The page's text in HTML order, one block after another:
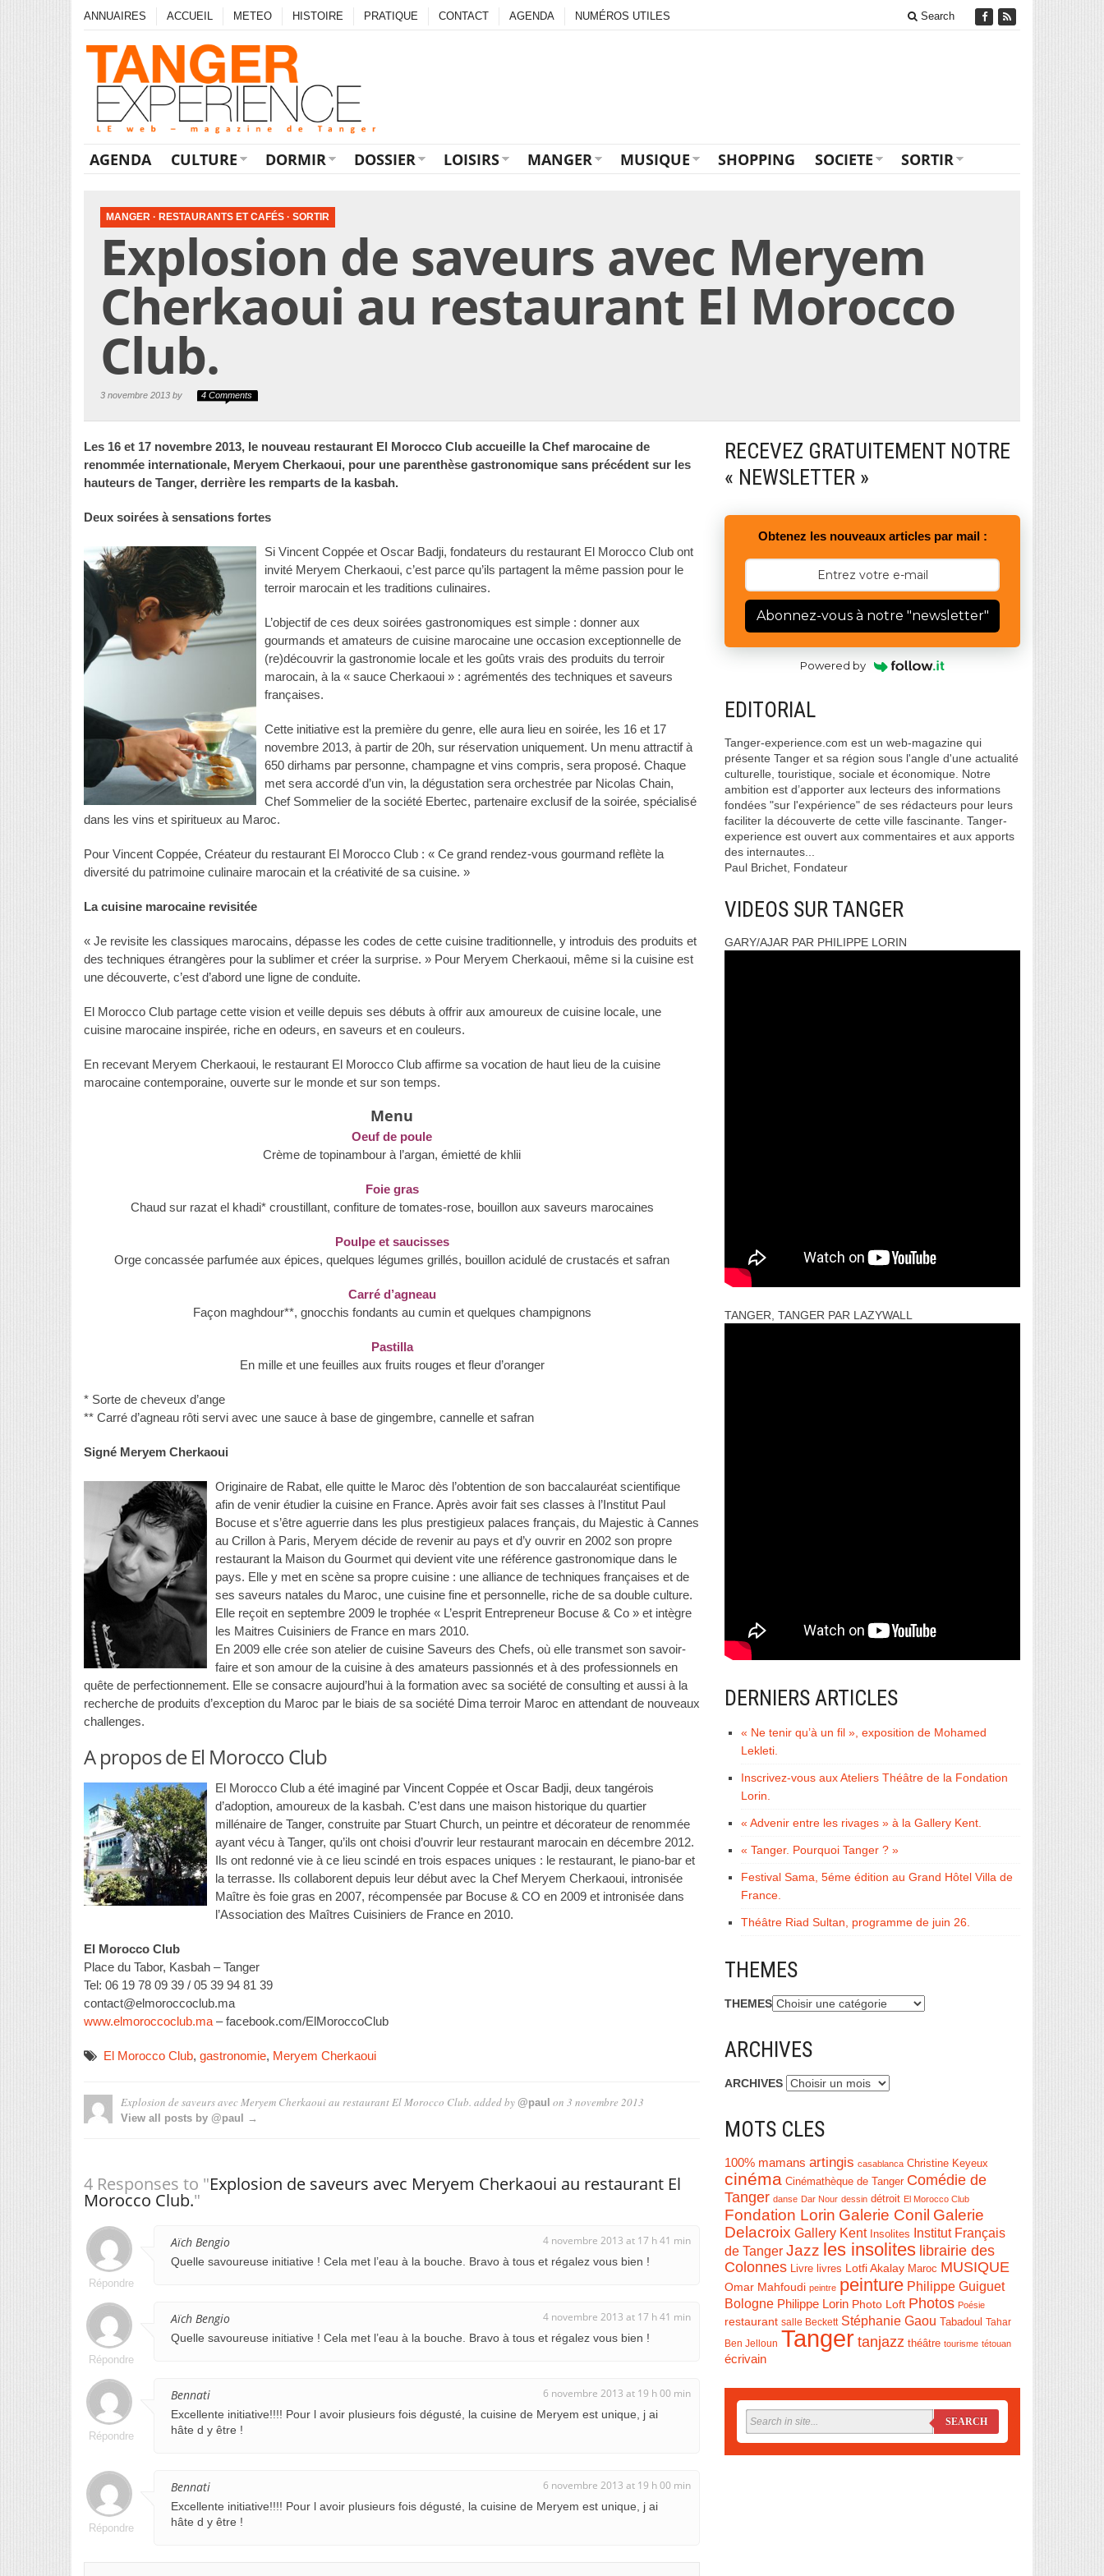
ANNUAIRES ACCUEIL METEO HISTOIRE PRATIQUE CONTACT AGENDA NUMÉROS UTILES Search
AGENDA CULTURE DORMIR DOSSIER LOISIRS MANGER MUSIQUE SHOPPING SOCIETE SORTIR
MANGER · RESTAURANTS ET CAFÉS · SORTIR
Explosion de saveurs avec Meryem
Cherkaoui au restaurant El Morocco
Club.
3 novembre 2013 by 4 Comments
Les 16 et 17 novembre 2013, le nouveau restaurant El Morocco Club accueille la Chef marocaine de
renommée internationale, Meryem Cherkaoui, pour une parenthèse gastronomique sans précédent sur les
hauteurs de Tanger, derrière les remparts de la kasbah.
Deux soirées à sensations fortes
Si Vincent Coppée et Oscar Badji, fondateurs du restaurant El Morocco Club ont
invité Meryem Cherkaoui, c’est parce qu’ils partagent la même passion pour le
terroir marocain et les traditions culinaires.
L’objectif de ces deux soirées gastronomiques est simple : donner aux
gourmands et amateurs de cuisine marocaine une occasion exceptionnelle de
(re)découvrir la gastronomie locale et les goûts vrais des produits du terroir
marocain, à la « sauce Cherkaoui » : agrémentés des techniques et saveurs
françaises.
Cette initiative est la première du genre, elle aura lieu en soirée, les 16 et 17
novembre 2013, à partir de 20h, sur réservation uniquement. Un menu attractif à
650 dirhams par personne, champagne et vins compris, sera proposé. Chaque
met sera accordé d’un vin, la dégustation sera orchestrée par Nicolas Chain,
Chef Sommelier de la société Ebertec, partenaire exclusif de la soirée, spécialisé
dans les vins et spiritueux au Maroc.
Pour Vincent Coppée, Créateur du restaurant El Morocco Club : « Ce grand rendez-vous gourmand reflète la
diversité du patrimoine culinaire marocain et la créativité de sa cuisine. »
La cuisine marocaine revisitée
« Je revisite les classiques marocains, dépasse les codes de cette cuisine traditionnelle, y introduis des produits et
des techniques étrangères pour la sublimer et créer la surprise. » Pour Meryem Cherkaoui, même si la cuisine est
une découverte, c’est d’abord une ligne de conduite.
El Morocco Club partage cette vision et veille depuis ses débuts à offrir aux amoureux de cuisine locale, une
cuisine marocaine inspirée, riche en odeurs, en saveurs et en couleurs.
En recevant Meryem Cherkaoui, le restaurant El Morocco Club affirme sa vocation de haut lieu de la cuisine
marocaine contemporaine, ouverte sur le monde et sur son temps.
Menu
Oeuf de poule
Crème de topinambour à l’argan, émietté de khlii
Foie gras
Chaud sur razat el khadi* croustillant, confiture de tomates-rose, bouillon aux saveurs marocaines
Poulpe et saucisses
Orge concassée parfumée aux épices, quelques légumes grillés, bouillon acidulé de crustacés et safran
Carré d’agneau
Façon maghdour**, gnocchis fondants au cumin et quelques champignons
Pastilla
En mille et une feuilles aux fruits rouges et fleur d’oranger
* Sorte de cheveux d’ange
** Carré d’agneau rôti servi avec une sauce à base de gingembre, cannelle et safran
Signé Meryem Cherkaoui
Originaire de Rabat, elle quitte le Maroc dès l’obtention de son baccalauréat scientifique
afin de venir étudier la cuisine en France. Après avoir fait ses classes à l’Institut Paul
Bocuse et s’être aguerrie dans les plus prestigieux palaces français, du Majestic à Cannes
au Crillon à Paris, Meryem décide de revenir au pays et d’y ouvrir en 2002 son propre
restaurant la Maison du Gourmet qui devient vite une référence gastronomique dans le
pays. Elle y met en scène sa propre cuisine : une alliance de techniques françaises et de
ses saveurs natales du Maroc, une cuisine fine et personnelle, riche de sa double culture.
Elle reçoit en septembre 2009 le trophée « L’esprit Entrepreneur Bocuse & Co » et intègre
les Maitres Cuisiniers de France en mars 2010.
En 2009 elle crée son atelier de cuisine Saveurs des Chefs, où elle transmet son savoir-
faire et son amour de la cuisine à des amateurs passionnés et à des professionnels en
quête de perfectionnement. Elle se consacre aujourd’hui à la formation avec sa société de consulting et aussi à la
recherche de produits d’exception du Maroc par le biais de sa société Dima terroir Maroc en attendant de nouveaux
challenges.
A propos de El Morocco Club
El Morocco Club a été imaginé par Vincent Coppée et Oscar Badji, deux tangérois
d’adoption, amoureux de la kasbah. C’est dans une maison historique du quartier
millénaire de Tanger, construite par Stuart Church, un peintre et décorateur de renommée
ayant vécu à Tanger, qu’ils ont choisi d’ouvrir leur restaurant marocain en décembre 2012.
Ils ont redonné vie à ce lieu scindé en trois espaces uniques : le restaurant, le piano-bar et
la terrasse. Ils collaborent depuis leur début avec la Chef Meryem Cherkaoui, intronisée
Maître ès foie gras en 2007, récompensée par Bocuse & CO en 2009 et intronisée dans
l’Association des Maîtres Cuisiniers de France en 2010.
El Morocco Club
Place du Tabor, Kasbah – Tanger
Tel: 06 19 78 09 39 / 05 39 94 81 39
contact@elmoroccoclub.ma
www.elmoroccoclub.ma – facebook.com/ElMoroccoClub
El Morocco Club, gastronomie, Meryem Cherkaoui
Explosion de saveurs avec Meryem Cherkaoui au restaurant El Morocco Club. added by @paul on 3 novembre 2013
View all posts by @paul →
4 Responses to "Explosion de saveurs avec Meryem Cherkaoui au restaurant El
Morocco Club."
Aïch Bengio 4 novembre 2013 at 17 h 41 min
Quelle savoureuse initiative ! Cela met l’eau à la bouche. Bravo à tous et régalez vous bien !
Répondre
Aïch Bengio 4 novembre 2013 at 17 h 41 min
Quelle savoureuse initiative ! Cela met l’eau à la bouche. Bravo à tous et régalez vous bien !
Répondre
Bennati 6 novembre 2013 at 19 h 00 min
Excellente initiative!!!! Pour l avoir plusieurs fois dégusté, la cuisine de Meryem est unique, j ai
hâte d y être !
Répondre
Bennati 6 novembre 2013 at 19 h 00 min
Excellente initiative!!!! Pour l avoir plusieurs fois dégusté, la cuisine de Meryem est unique, j ai
hâte d y être !
Répondre
RECEVEZ GRATUITEMENT NOTRE
« NEWSLETTER »
Obtenez les nouveaux articles par mail :
Abonnez-vous à notre "newsletter"
Powered by
EDITORIAL
Tanger-experience.com est un web-magazine qui
présente Tanger et sa région sous l'angle d'une actualité
culturelle, touristique, sociale et économique. Notre
ambition est d’apporter aux lecteurs des informations
fondées "sur l'expérience" de ses rédacteurs pour leurs
faciliter la découverte de cette ville fascinante. Tanger-
experience est ouvert aux commentaires et aux apports
des internautes...
Paul Brichet, Fondateur
VIDEOS SUR TANGER
GARY/AJAR PAR PHILIPPE LORIN
TANGER, TANGER PAR LAZYWALL
DERNIERS ARTICLES
« Ne tenir qu’à un fil », exposition de Mohamed
Lekleti.
Inscrivez-vous aux Ateliers Théâtre de la Fondation
Lorin.
« Advenir entre les rivages » à la Gallery Kent.
« Tanger. Pourquoi Tanger ? »
Festival Sama, 5éme édition au Grand Hôtel Villa de
France.
Théâtre Riad Sultan, programme de juin 26.
THEMES
THEMES
ARCHIVES
ARCHIVES
MOTS CLES
100% mamans artingis casablanca Christine Keyeux
cinéma Cinémathèque de Tanger Comédie de
Tanger danse Dar Nour dessin détroit El Morocco Club
Fondation Lorin Galerie Conil Galerie
Delacroix Gallery Kent Insolites
Institut Français
de Tanger Jazz les insolites librairie des
Colonnes Livre livres Lotfi Akalay Maroc MUSIQUE
Omar Mahfoudi peintre peinture Philippe Guiguet
Bologne Philippe Lorin Photo Loft Photos Poésie
restaurant salle Beckett Stéphanie Gaou Tabadoul Tahar
Ben Jelloun Tanger tanjazz théâtre tourisme tétouan
écrivain
SEARCH